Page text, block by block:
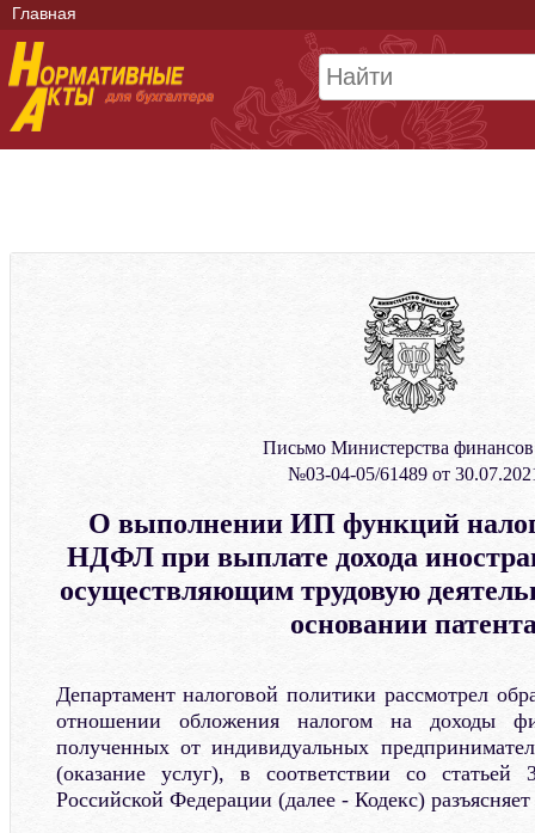
Главная
Письмо Министерства
№03-04-05/61489 от
О выполнении ИП функций
НДФЛ при выплате дохода
осуществляющим трудовую
основании
Департамент налоговой политики рассмотрел
отношении обложения налогом на доходы
полученных от индивидуальных
(оказание услуг), в соответствии со статьей
Российской Федерации (далее - Кодекс)